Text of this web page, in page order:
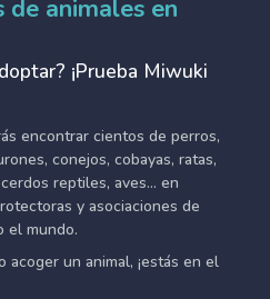
de animales en
¡Prueba Miwuki
encontrar cientos de perros,
conejos, cobayas, ratas,
reptiles, aves... en
y asociaciones de
el mundo.
acoger un animal, ¡estás en el